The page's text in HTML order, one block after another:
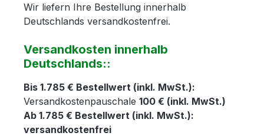
Wir liefern Ihre Bestellung innerhalb
Deutschlands versandkostenfrei.
Versandkosten innerhalb
Deutschlands::
Bis 1.785 € Bestellwert (inkl. MwSt.):
Versandkostenpauschale 100 € (inkl. MwSt.)
Ab 1.785 € Bestellwert (inkl. MwSt.):
versandkostenfrei